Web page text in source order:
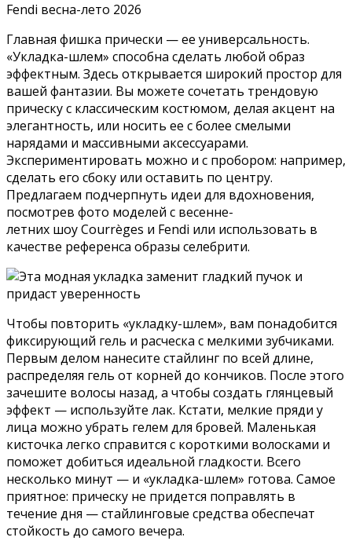
Fendi весна-лето 2026
Главная фишка прически — ее универсальность.
«Укладка-шлем» способна сделать любой образ
эффектным. Здесь открывается широкий простор для
вашей фантазии. Вы можете сочетать трендовую
прическу с классическим костюмом, делая акцент на
элегантность, или носить ее с более смелыми
нарядами и массивными аксессуарами.
Экспериментировать можно и с пробором: например,
сделать его сбоку или оставить по центру.
Предлагаем подчерпнуть идеи для вдохновения,
посмотрев фото моделей с весенне-
летних шоу Courrèges и Fendi или использовать в
качестве референса образы селебрити.
Чтобы повторить «укладку-шлем», вам понадобится
фиксирующий гель и расческа с мелкими зубчиками.
Первым делом нанесите стайлинг по всей длине,
распределяя гель от корней до кончиков. После этого
зачешите волосы назад, а чтобы создать глянцевый
эффект — используйте лак. Кстати, мелкие пряди у
лица можно убрать гелем для бровей. Маленькая
кисточка легко справится с короткими волосками и
поможет добиться идеальной гладкости. Всего
несколько минут — и «укладка-шлем» готова. Самое
приятное: прическу не придется поправлять в
течение дня — стайлинговые средства обеспечат
стойкость до самого вечера.